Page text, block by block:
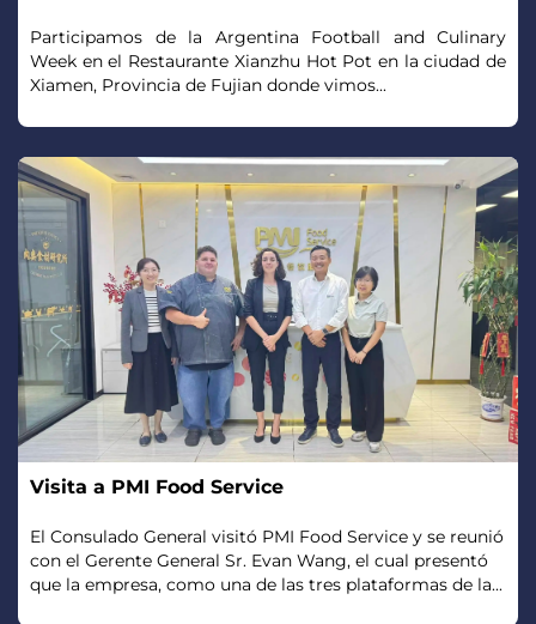
Participamos de la Argentina Football and Culinary
Week en el Restaurante Xianzhu Hot Pot en la ciudad de
Xiamen, Provincia de Fujian donde vimos...
Visita a PMI Food Service
El Consulado General visitó PMI Food Service y se reunió
con el Gerente General Sr. Evan Wang, el cual presentó
que la empresa, como una de las tres plataformas de la...